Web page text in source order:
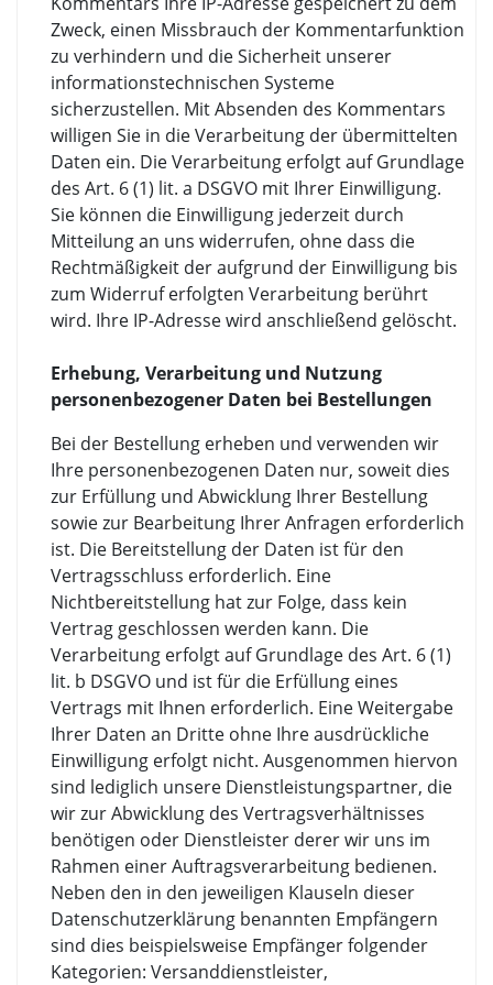
Zweck, einen Missbrauch der Kommentarfunktion
zu verhindern und die Sicherheit unserer
informationstechnischen Systeme
sicherzustellen. Mit Absenden des Kommentars
willigen Sie in die Verarbeitung der übermittelten
Daten ein. Die Verarbeitung erfolgt auf Grundlage
des Art. 6 (1) lit. a DSGVO mit Ihrer Einwilligung.
Sie können die Einwilligung jederzeit durch
Mitteilung an uns widerrufen, ohne dass die
Rechtmäßigkeit der aufgrund der Einwilligung bis
zum Widerruf erfolgten Verarbeitung berührt
wird. Ihre IP-Adresse wird anschließend gelöscht.
Erhebung, Verarbeitung und Nutzung
personenbezogener Daten bei Bestellungen
Bei der Bestellung erheben und verwenden wir
Ihre personenbezogenen Daten nur, soweit dies
zur Erfüllung und Abwicklung Ihrer Bestellung
sowie zur Bearbeitung Ihrer Anfragen erforderlich
ist. Die Bereitstellung der Daten ist für den
Vertragsschluss erforderlich. Eine
Nichtbereitstellung hat zur Folge, dass kein
Vertrag geschlossen werden kann. Die
Verarbeitung erfolgt auf Grundlage des Art. 6 (1)
lit. b DSGVO und ist für die Erfüllung eines
Vertrags mit Ihnen erforderlich. Eine Weitergabe
Ihrer Daten an Dritte ohne Ihre ausdrückliche
Einwilligung erfolgt nicht. Ausgenommen hiervon
sind lediglich unsere Dienstleistungspartner, die
wir zur Abwicklung des Vertragsverhältnisses
benötigen oder Dienstleister derer wir uns im
Rahmen einer Auftragsverarbeitung bedienen.
Neben den in den jeweiligen Klauseln dieser
Datenschutzerklärung benannten Empfängern
sind dies beispielsweise Empfänger folgender
Kategorien: Versanddienstleister,